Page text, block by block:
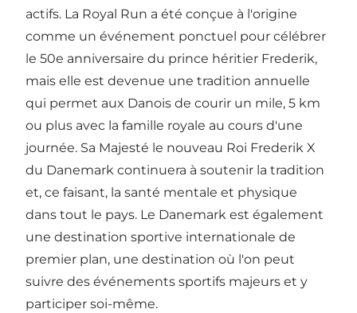
actifs. La Royal Run a été conçue à l'origine
comme un événement ponctuel pour célébrer
le 50e anniversaire du prince héritier Frederik,
mais elle est devenue une tradition annuelle
qui permet aux Danois de courir un mile, 5 km
ou plus avec la famille royale au cours d'une
journée. Sa Majesté le nouveau Roi Frederik X
du Danemark continuera à soutenir la tradition
et, ce faisant, la santé mentale et physique
dans tout le pays. Le Danemark est également
une destination sportive internationale de
premier plan, une destination où l'on peut
suivre des événements sportifs majeurs et y
participer soi-même.